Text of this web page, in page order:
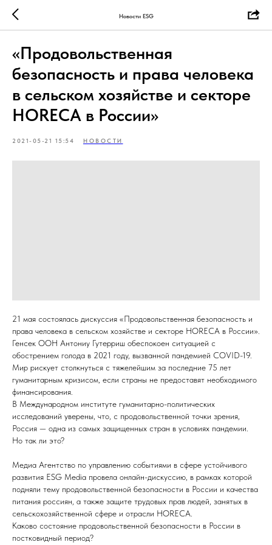
Новости ESG
«Продовольственная
безопасность и права человека
в сельском хозяйстве и секторе
HORECA в России»
2021-05-21 15:54 НОВОСТИ
21 мая состоялась дискуссия «Продовольственная безопасность и
права человека в сельском хозяйстве и секторе HORECA в России».
Генсек ООН Антониу Гутерриш обеспокоен ситуацией с
обострением голода в 2021 году, вызванной пандемией COVID-19.
Мир рискует столкнуться с тяжелейшим за последние 75 лет
гуманитарным кризисом, если страны не предоставят необходимого
финансирования.
В Международном институте гуманитарно-политических
исследований уверены, что, с продовольственной точки зрения,
Россия — одна из самых защищенных стран в условиях пандемии.
Но так ли это?
Медиа Агентство по управлению событиями в сфере устойчивого
развития ESG Media провела онлайн-дискуссию, в рамках которой
подняли тему продовольственной безопасности в России и качества
питания россиян, а также защите трудовых прав людей, занятых в
сельскохозяйственной сфере и отрасли HORECA.
Каково состояние продовольственной безопасности в России в
постковидный период?